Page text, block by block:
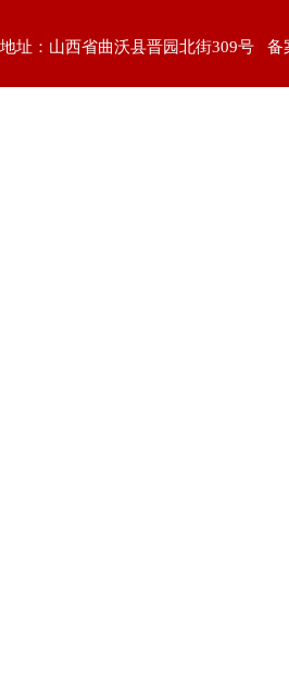
地址：山西省曲沃县晋园北街309号 备